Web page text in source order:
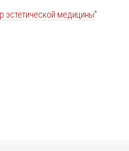
эстетической медицины"